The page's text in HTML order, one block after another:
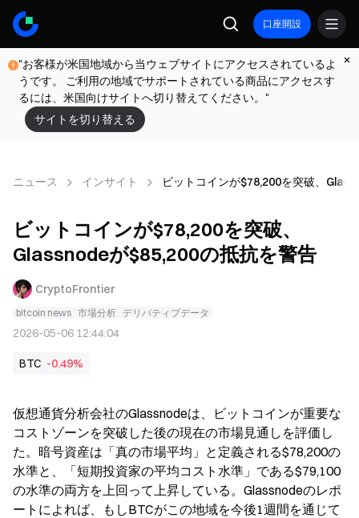
口座開設
"お客様が米国地域から当ウェブサイトにアクセスされているよ
うです。 ご利用の地域でサポートされている商品にアクセスす
るには、米国向けサイトへ切り替えてください。"
サイトを切り替える
ニュース インサイト ビットコインが$78,200を突破、
ビットコインが$78,200を突破、
Glassnodeが$85,200の抵抗を警告
CryptoFrontier
bitcoin news 市場分析 デリバティブデータ
2026-05-06 12:44:04
BTC -0.49%
仮想通貨分析会社のGlassnodeは、ビットコインが重要な
コストゾーンを突破した後の現在の市場見通しを評価し
た。暗号資産は「真の市場平均」と定義される$78,200の
水準と、「短期投資家の平均コスト水準」である$79,100
の水準の両方を上回って上昇している。Glassnodeのレポ
ートによれば、もしBTCがこの地域を今後1週間を通じて